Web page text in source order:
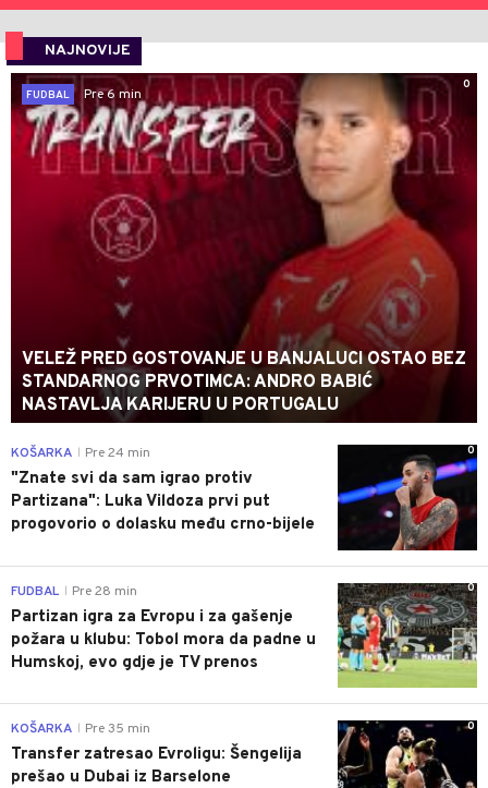
NAJNOVIJE
0
FUDBAL
Pre 6 min
VELEŽ PRED GOSTOVANJE U BANJALUCI OSTAO BEZ
STANDARNOG PRVOTIMCA: ANDRO BABIĆ
NASTAVLJA KARIJERU U PORTUGALU
0
KOŠARKA Pre 24 min
"Znate svi da sam igrao protiv
Partizana": Luka Vildoza prvi put
progovorio o dolasku među crno-bijele
0
FUDBAL Pre 28 min
Partizan igra za Evropu i za gašenje
požara u klubu: Tobol mora da padne u
Humskoj, evo gdje je TV prenos
0
KOŠARKA Pre 35 min
Transfer zatresao Evroligu: Šengelija
prešao u Dubai iz Barselone